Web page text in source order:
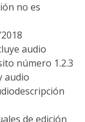
no es
audio
número 1.2.3
audio
de edición